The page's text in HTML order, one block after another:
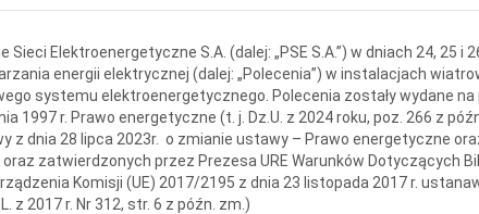
Sieci Elektroenergetyczne S.A. (dalej: „PSE S.A.”) w dniach 24, 25 i
energii elektrycznej (dalej: „Polecenia”) w instalacjach
systemu elektroenergetycznego. Polecenia zostały wydane
1997 r. Prawo energetyczne (t. j. Dz.U. z 2024 roku, poz. 266 z
z dnia 28 lipca 2023r. o zmianie ustawy – Prawo energetyczne
oraz zatwierdzonych przez Prezesa URE Warunków Dotyczących
Komisji (UE) 2017/2195 z dnia 23 listopada 2017 r.
L. z 2017 r. Nr 312, str. 6 z późn. zm.)